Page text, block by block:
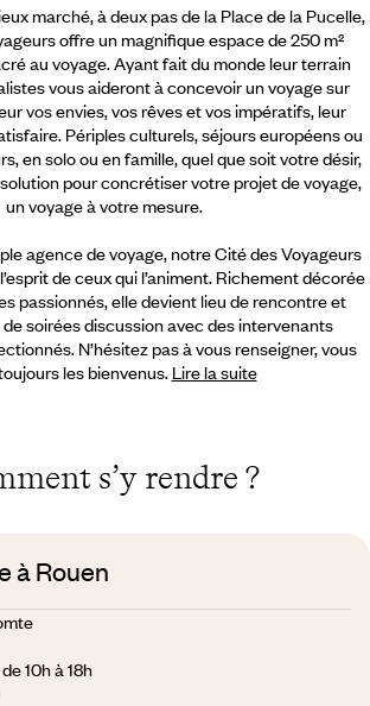
marché, à deux pas de la Place de la Pucelle,
offre un magnifique espace de 250 m²
au voyage. Ayant fait du monde leur terrain
vous aideront à concevoir un voyage sur
vos envies, vos rêves et vos impératifs, leur
Périples culturels, séjours européens ou
en solo ou en famille, quel que soit votre désir,
pour concrétiser votre projet de voyage,
un voyage à votre mesure.
agence de voyage, notre Cité des Voyageurs
de ceux qui l’animent. Richement décorée
passionnés, elle devient lieu de rencontre et
de soirées discussion avec des intervenants
N’hésitez pas à vous renseigner, vous
les bienvenus. Lire la suite
s’y rendre ?
à Rouen
10h à 18h